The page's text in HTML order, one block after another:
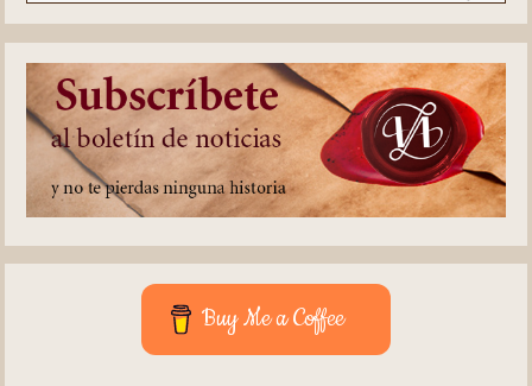
Buy Me a Coffee